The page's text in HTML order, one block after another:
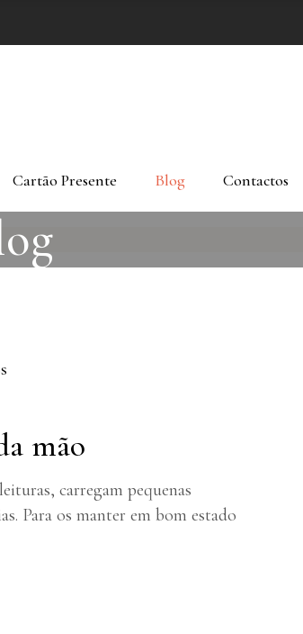
Cartão Presente Blog Contactos
mão
carregam pequenas
Para os manter em bom estado